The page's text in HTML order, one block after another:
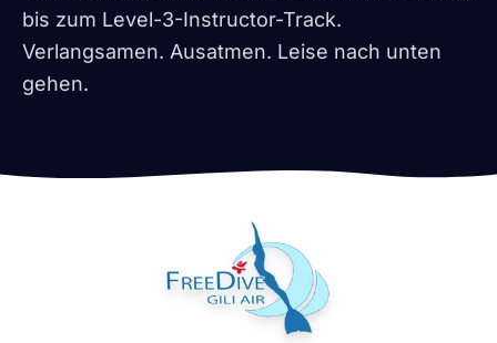
bis zum Level-3-Instructor-Track.
Verlangsamen. Ausatmen. Leise nach unten
gehen.